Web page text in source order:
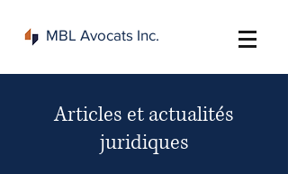
MBL Avocats Inc.
Articles et actualités
juridiques